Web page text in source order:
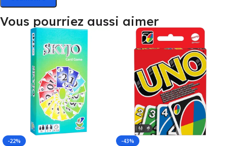
Vous pourriez aussi aimer
-22% -43%